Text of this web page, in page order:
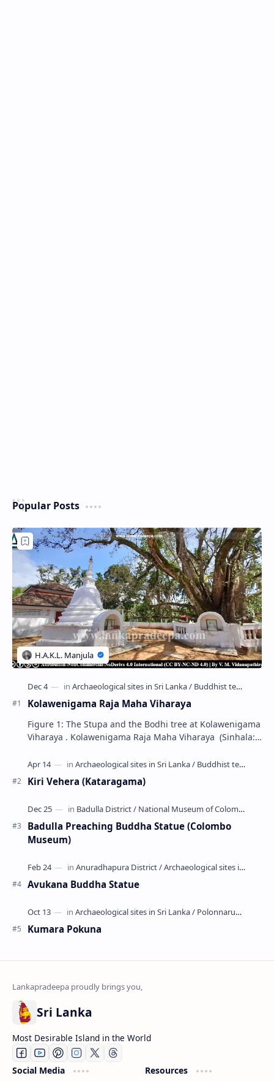
Popular Posts
Kolawenigama Raja Maha Viharaya
Figure 1: The Stupa and the Bodhi tree at Kolawenigama
Viharaya . Kolawenigama Raja Maha Viharaya (Sinhala:
Kiri Vehera (Kataragama)
Badulla Preaching Buddha Statue (Colombo
Museum)
Avukana Buddha Statue
Kumara Pokuna
Sri Lanka
Most Desirable Island in the World
Social Media Resources